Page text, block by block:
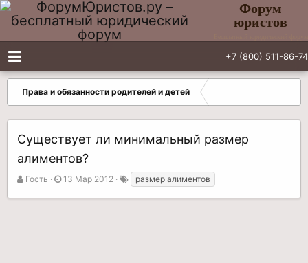
Форум
юристов
+7 (800) 511-86-74
Права и обязанности родителей и детей
Существует ли минимальный размер
алиментов?
А
Гость
Д
13 Мар 2012 размер алиментов